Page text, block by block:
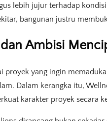
lebih jujur terhadap
bangunan justru
Ambisi
proyek yang ingin
Dalam kerangka itu,
karakter proyek secara